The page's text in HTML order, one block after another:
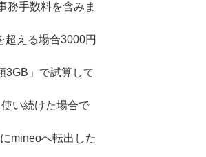
務手数料を含みま
超える場合3000円
3GB」で試算して
い続けた場合で
mineoへ転出した